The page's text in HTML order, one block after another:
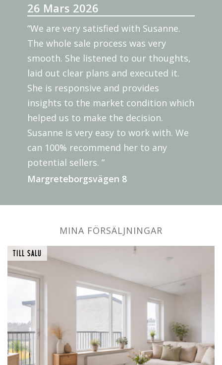
26 Mars 2026
“We are very satisfied with Susanne.
The whole sale process was very
smooth. She listened to our thoughts,
laid out clear plans and executed it.
She is responsive and provides
insights to the market condition which
helped us to make the decision.
Susanne is very easy to work with. We
can 100% recommend her to any
potential sellers. ”
Margreteborgsvägen 8
MINA FÖRSÄLJNINGAR
TILL SALU